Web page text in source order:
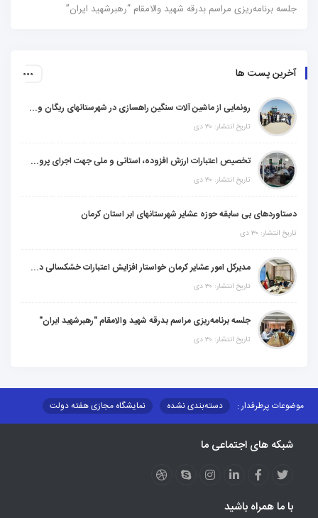
جلسه برنامه‌ریزی مراسم بدرقه شهید والامقام “رهبرشهید ایران”
آخرین پست ها
رونمایی از ماشین آلات سنگین راهسازی در شهرستانهای ریگان و گنبکی
تاریخ انتشار: ۳۰ دی
تخصیص اعتبارات ارزش افزوده، استانی و ملی جهت اجرای پروژه‌های عمرانی در شهرستان گنبکی
تاریخ انتشار: ۳۰ دی
دستاوردهای بی سابقه حوزه عشایر شهرستانهای ابر استان کرمان
تاریخ انتشار: ۳۰ دی
مدیرکل امور عشایر کرمان خواستار افزایش اعتبارات خشکسالی در سال جدید شد
تاریخ انتشار: ۳۰ دی
جلسه برنامه‌ریزی مراسم بدرقه شهید والامقام "رهبرشهید ایران"
تاریخ انتشار: ۳۰ دی
موضوعات پرطرفدار : دسته‌بندی نشده
نمایشگاه مجازی هفته دولت
مزایدات و مناقصات
محتوای کانون توسعه
عملکردها
عشایر استان
طرح و برنامه
روند ساماندهی عشایر داوطلب اسکان
شبکه های اجتماعی ما
با ما همراه باشید